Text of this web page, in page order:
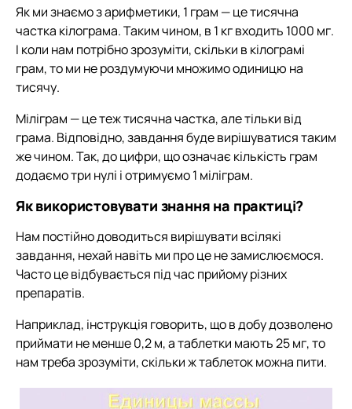
Як ми знаємо з арифметики, 1 грам — це тисячна
частка кілограма. Таким чином, в 1 кг входить 1000 мг.
І коли нам потрібно зрозуміти, скільки в кілограмі
грам, то ми не роздумуючи множимо одиницю на
тисячу.
Міліграм — це теж тисячна частка, але тільки від
грама. Відповідно, завдання буде вирішуватися таким
же чином. Так, до цифри, що означає кількість грам
додаємо три нулі і отримуємо 1 міліграм.
Як використовувати знання на практиці?
Нам постійно доводиться вирішувати всілякі
завдання, нехай навіть ми про це не замислюємося.
Часто це відбувається під час прийому різних
препаратів.
Наприклад, інструкція говорить, що в добу дозволено
приймати не менше 0,2 м, а таблетки мають 25 мг, то
нам треба зрозуміти, скільки ж таблеток можна пити.